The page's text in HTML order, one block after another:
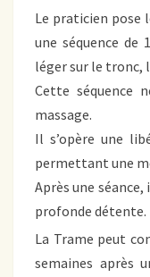
Le praticien pose
une séquence de
léger sur le tronc,
Cette séquence
massage.
Il s’opère une
permettant une
Après une
profonde détente.
La Trame peut
semaines après